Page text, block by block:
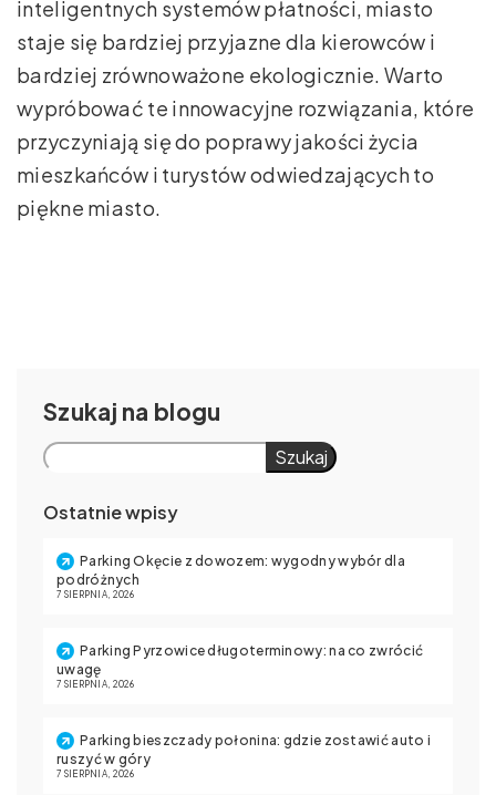
inteligentnych systemów płatności, miasto
staje się bardziej przyjazne dla kierowców i
bardziej zrównoważone ekologicznie. Warto
wypróbować te innowacyjne rozwiązania, które
przyczyniają się do poprawy jakości życia
mieszkańców i turystów odwiedzających to
piękne miasto.
Szukaj
Szukaj
Ostatnie wpisy
Parking Okęcie z dowozem: wygodny wybór dla
podróżnych
7 SIERPNIA, 2026
Parking Pyrzowice długoterminowy: na co zwrócić
uwagę
7 SIERPNIA, 2026
Parking bieszczady połonina: gdzie zostawić auto i
ruszyć w góry
7 SIERPNIA, 2026